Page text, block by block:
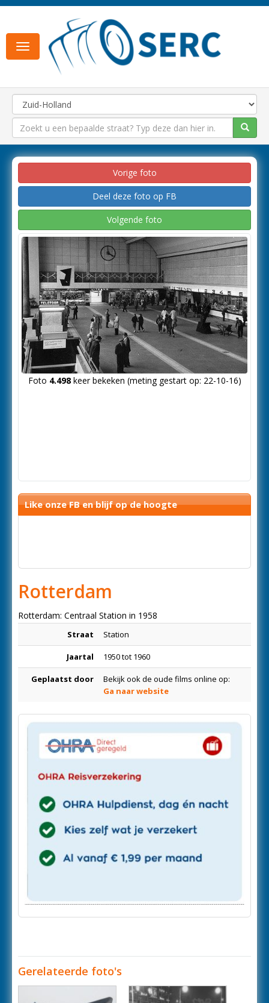
Toggle
navigation
Vorige foto
Deel deze foto op FB
Volgende foto
Foto 4.498keer bekeken (meting gestart op: 22-10-16)
Like onze FB en blijf op de hoogte
Rotterdam
Rotterdam: Centraal Station in 1958
Straat Station
Jaartal 1950 tot 1960
Geplaatst door
Bekijk ook de oude films online op:
Ga naar website
Gerelateerde foto's